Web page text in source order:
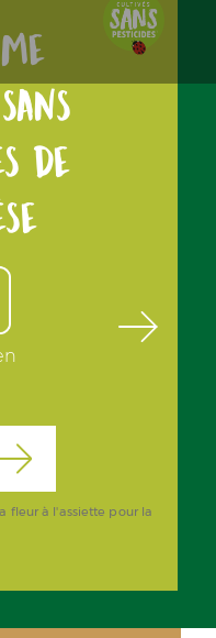
de
fleur à l'assiette pour la